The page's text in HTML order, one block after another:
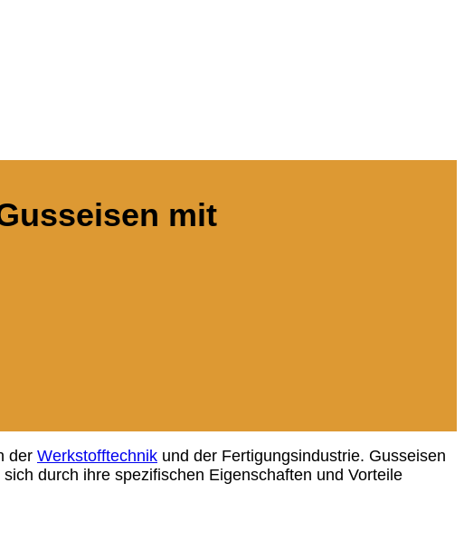
mit
der Werkstofftechnik und der Fertigungsindustrie. Gusseisen
durch ihre spezifischen Eigenschaften und Vorteile